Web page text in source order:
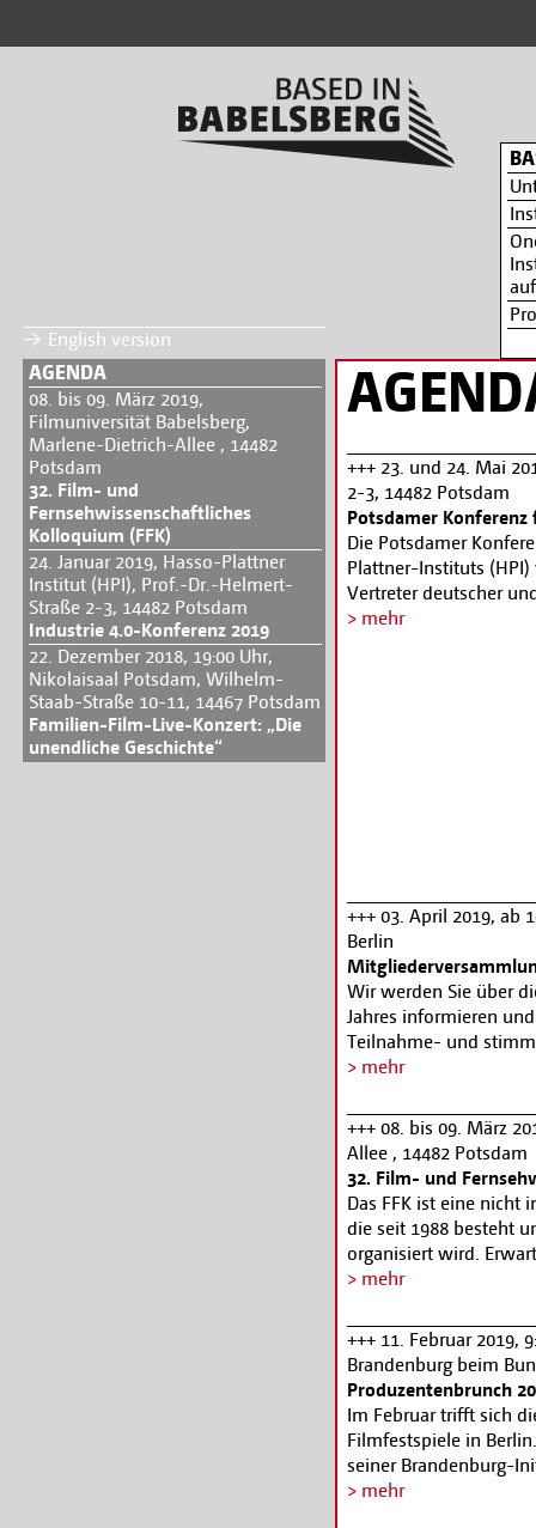
English version
AGENDA
08. bis 09. März 2019,
Filmuniversität Babelsberg,
Marlene-Dietrich-Allee , 14482
Potsdam
32. Film- und
Fernsehwissenschaftliches
Kolloquium (FFK)
24. Januar 2019, Hasso-Plattner
Institut (HPI), Prof.-Dr.-Helmert-
Straße 2-3, 14482 Potsdam
Industrie 4.0-Konferenz 2019
22. Dezember 2018, 19:00 Uhr,
Nikolaisaal Potsdam, Wilhelm-
Staab-Straße 10-11, 14467 Potsdam
Familien-Film-Live-Konzert: „Die
unendliche Geschichte“
+++ 23. und 24. Mai
2-3, 14482 Potsdam
Potsdamer
Die Potsdamer
Plattner-Instituts
Vertreter deutscher
sowie aus Wirtschaft
> mehr
+++ 03. April 2019, ab
Berlin
Wir werden Sie über
Jahres informieren
Teilnahme- und
sind alle Ordentlichen
Als Ordentliches
der Tagesordnung
Änderungswünsche
Nadja Pahl:
Weitere
> mehr
+++ 08. bis 09. März
Allee , 14482 Potsdam
32. Film- und
Das FFK ist eine nicht
die seit 1988 besteht
organisiert wird.
Im Fokus des FFK
und
Insbesondere
eingeladen, hier ihre
Master- und
Doc-Studien,
Rahmenprogramm
Medien“ gesetzt.
> mehr
+++ 11. Februar 2019,
Brandenburg beim
Produzentenbrunch
Im Februar trifft sich
Filmfestspiele in
seiner Brandenburg-
Boehmert &
> mehr